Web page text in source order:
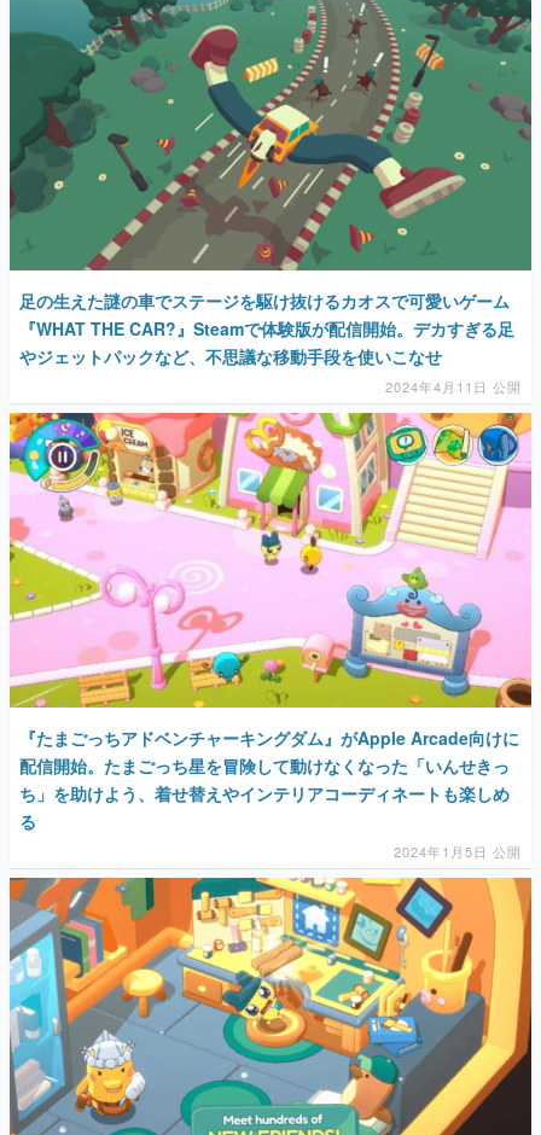
足の生えた謎の車でステージを駆け抜けるカオスで可愛いゲーム
『WHAT THE CAR?』Steamで体験版が配信開始。デカすぎる足
やジェットパックなど、不思議な移動手段を使いこなせ
2024年4月11日 公開
『たまごっちアドベンチャーキングダム』がApple Arcade向けに
配信開始。たまごっち星を冒険して動けなくなった「いんせきっ
ち」を助けよう、着せ替えやインテリアコーディネートも楽しめ
る
2024年1月5日 公開